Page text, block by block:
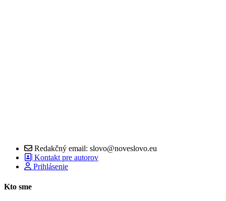
Redakčný email: slovo@noveslovo.eu
Kontakt pre autorov
Prihlásenie
Kto sme